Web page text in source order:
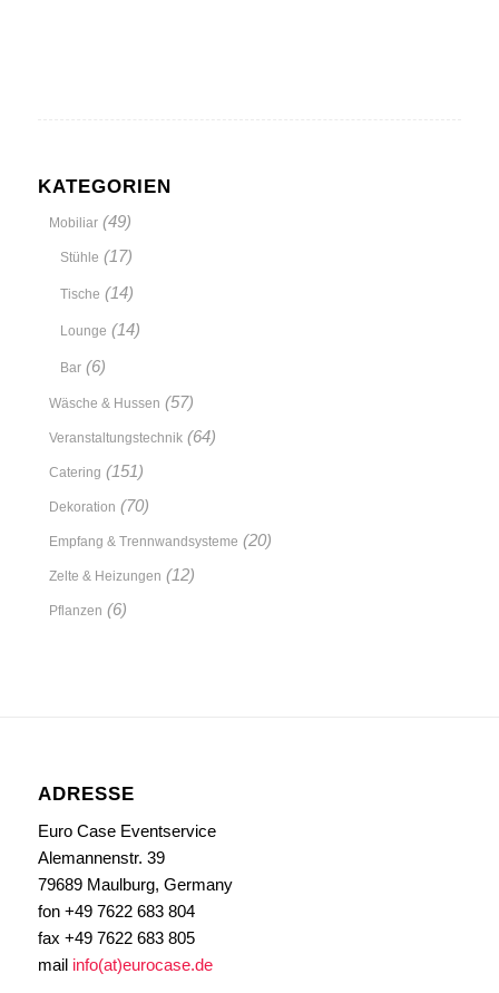
KATEGORIEN
Mobiliar (49)
Stühle (17)
Tische (14)
Lounge (14)
Bar (6)
Wäsche & Hussen (57)
Veranstaltungstechnik (64)
Catering (151)
Dekoration (70)
Empfang & Trennwandsysteme (20)
Zelte & Heizungen (12)
Pflanzen (6)
ADRESSE
Euro Case Eventservice
Alemannenstr. 39
79689 Maulburg, Germany
fon +49 7622 683 804
fax +49 7622 683 805
mail info(at)eurocase.de